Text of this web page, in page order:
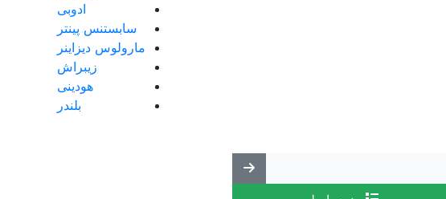
ادوبی
سابستنس پینتر
مارولوس دیزاینر
زیبراش
هودینی
بلندر